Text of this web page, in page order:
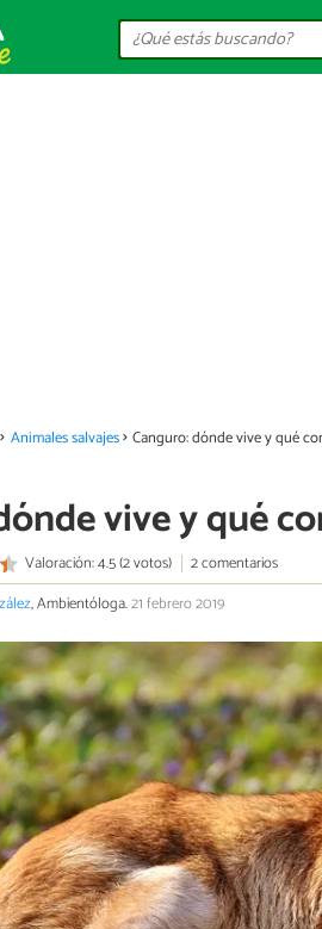
Animales salvajes Canguro: dónde vive y qué
vive y qué
Valoración: 4.5 (2 votos)
2 comentarios
, Ambientóloga.21 febrero 2019